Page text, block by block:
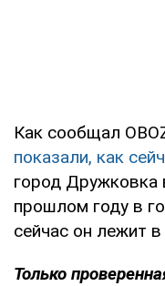
Как сообщал
показали, как
город Дружковка
прошлом году в
сейчас он лежит в
Только